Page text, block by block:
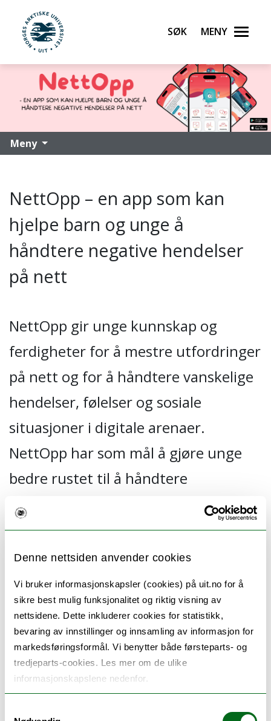
Denne nettsiden anvender cookies
Vi bruker informasjonskapsler (cookies) på uit.no for å
sikre best mulig funksjonalitet og riktig visning av
nettsidene. Dette inkluderer cookies for statistikk,
bevaring av innstillinger og innsamling av informasjon for
markedsføringsformål. Vi benytter både førsteparts- og
tredjeparts-cookies. Les mer om de ulike
informasjonskapslene nedenfor.
Gå til hovedinnhold
UiT Norges arktiske universitet
Søk Meny
Meny
NettOpp – en app som kan
hjelpe barn og unge å
håndtere negative hendelser
på nett
NettOpp gir unge kunnskap og
ferdigheter for å mestre utfordringer
på nett og for å håndtere vanskelige
hendelser, følelser og sosiale
situasjoner i digitale arenaer.
NettOpp har som mål å gjøre unge
bedre rustet til å håndtere
utfordringer de møter på nett og kan
derfor ha en forebyggende effekt for
senere vansker.
Målene til NettOpp er å:
øke barn og ungdoms kunnskap om hvordan de
kan håndtere negative hendelser på nett
øke hjelpesøkende atferd og mestringsstrategier
hendelser på nett